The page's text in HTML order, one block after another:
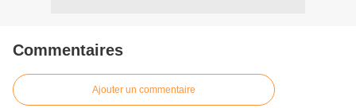
Commentaires
Ajouter un commentaire